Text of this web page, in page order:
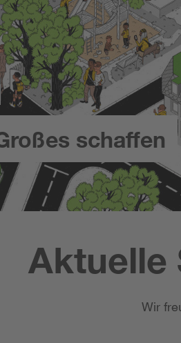
schaffen
Aktuelle
Wir